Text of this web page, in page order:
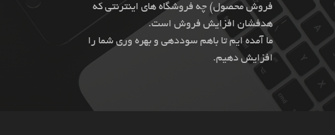
فروش محصول) چه فروشگاه های اینترنتی که
هدفشان افزایش فروش است.
ما آمده ایم تا باهم سوددهی و بهره وری شما را
افزایش دهیم.